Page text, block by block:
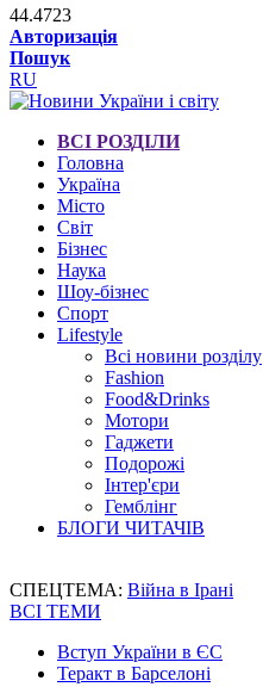
44.4723
Авторизація
Пошук
RU
ВСІ РОЗДІЛИ
Головна
Україна
Місто
Світ
Бізнес
Наука
Шоу-бізнес
Спорт
Lifestyle
Всі новини розділу
Fashion
Food&Drinks
Мотори
Гаджети
Подорожі
Інтер'єри
Гемблінг
БЛОГИ ЧИТАЧІВ
СПЕЦТЕМА: Війна в Ірані
ВСІ ТЕМИ
Вступ України в ЄС
Теракт в Барселоні